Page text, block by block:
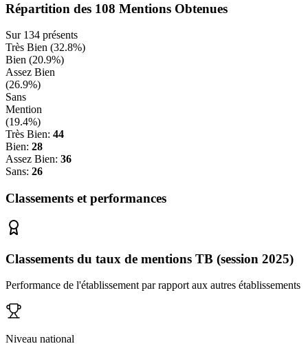
Répartition des 108 Mentions Obtenues
Sur 134 présents
Très Bien (32.8%)
Bien (20.9%)
Assez Bien
(26.9%)
Sans
Mention
(19.4%)
Très Bien: 44
Bien: 28
Assez Bien: 36
Sans: 26
Classements et performances
Classements du taux de mentions TB (session 2025)
Performance de l'établissement par rapport aux autres établissements
Niveau national